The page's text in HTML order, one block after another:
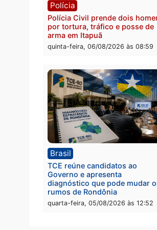
Polícia
Homem é esfaqueado no
durante briga com vizinho
Polícia
Polícia Civil prende dois
por tortura, tráfico e posse